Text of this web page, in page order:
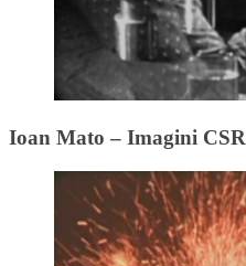
Ioan Mato – Imagini CSR